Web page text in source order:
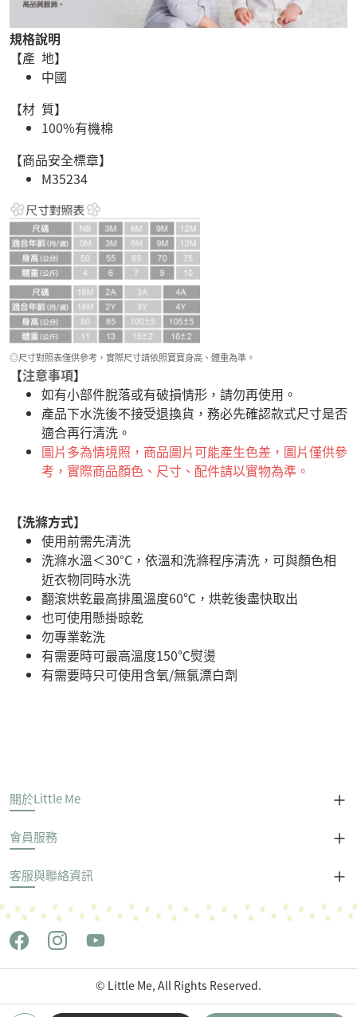
規格說明
【產 地】
中國
【材 質】
100%有機棉
【商品安全標章】
M35234
◎尺寸對照表僅供參考，實際尺寸請依照寶寶身高、體重為準。
【注意事項】
如有小部件脫落或有破損情形，請勿再使用。
產品下水洗後不接受退換貨，務必先確認款式尺寸是否
適合再行清洗。
圖片多為情境照，商品圖片可能產生色差，圖片僅供參
考，實際商品顏色、尺寸、配件請以實物為準。
【洗滌方式】
使用前需先清洗
洗滌水溫＜30°C，依溫和洗滌程序清洗，可與顏色相
近衣物同時水洗
翻滾烘乾最高排風溫度60℃，烘乾後盡快取出
也可使用懸掛晾乾
勿專業乾洗
有需要時可最高溫度150℃熨燙
有需要時只可使用含氧/無氯漂白劑
關於Little Me
會員服務
客服與聯絡資訊
© Little Me, All Rights Reserved.
Copyright © 世潮企業股份有限公司 All Rights Reserved.